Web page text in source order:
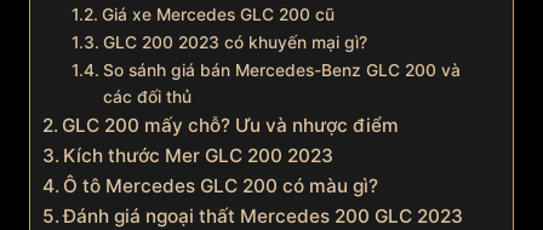
Giá xe Mercedes GLC 200 cũ
GLC 200 2023 có khuyến mại gì?
So sánh giá bán Mercedes-Benz GLC 200 và
các đối thủ
GLC 200 mấy chỗ? Ưu và nhược điểm
Kích thước Mer GLC 200 2023
Ô tô Mercedes GLC 200 có màu gì?
Đánh giá ngoại thất Mercedes 200 GLC 2023